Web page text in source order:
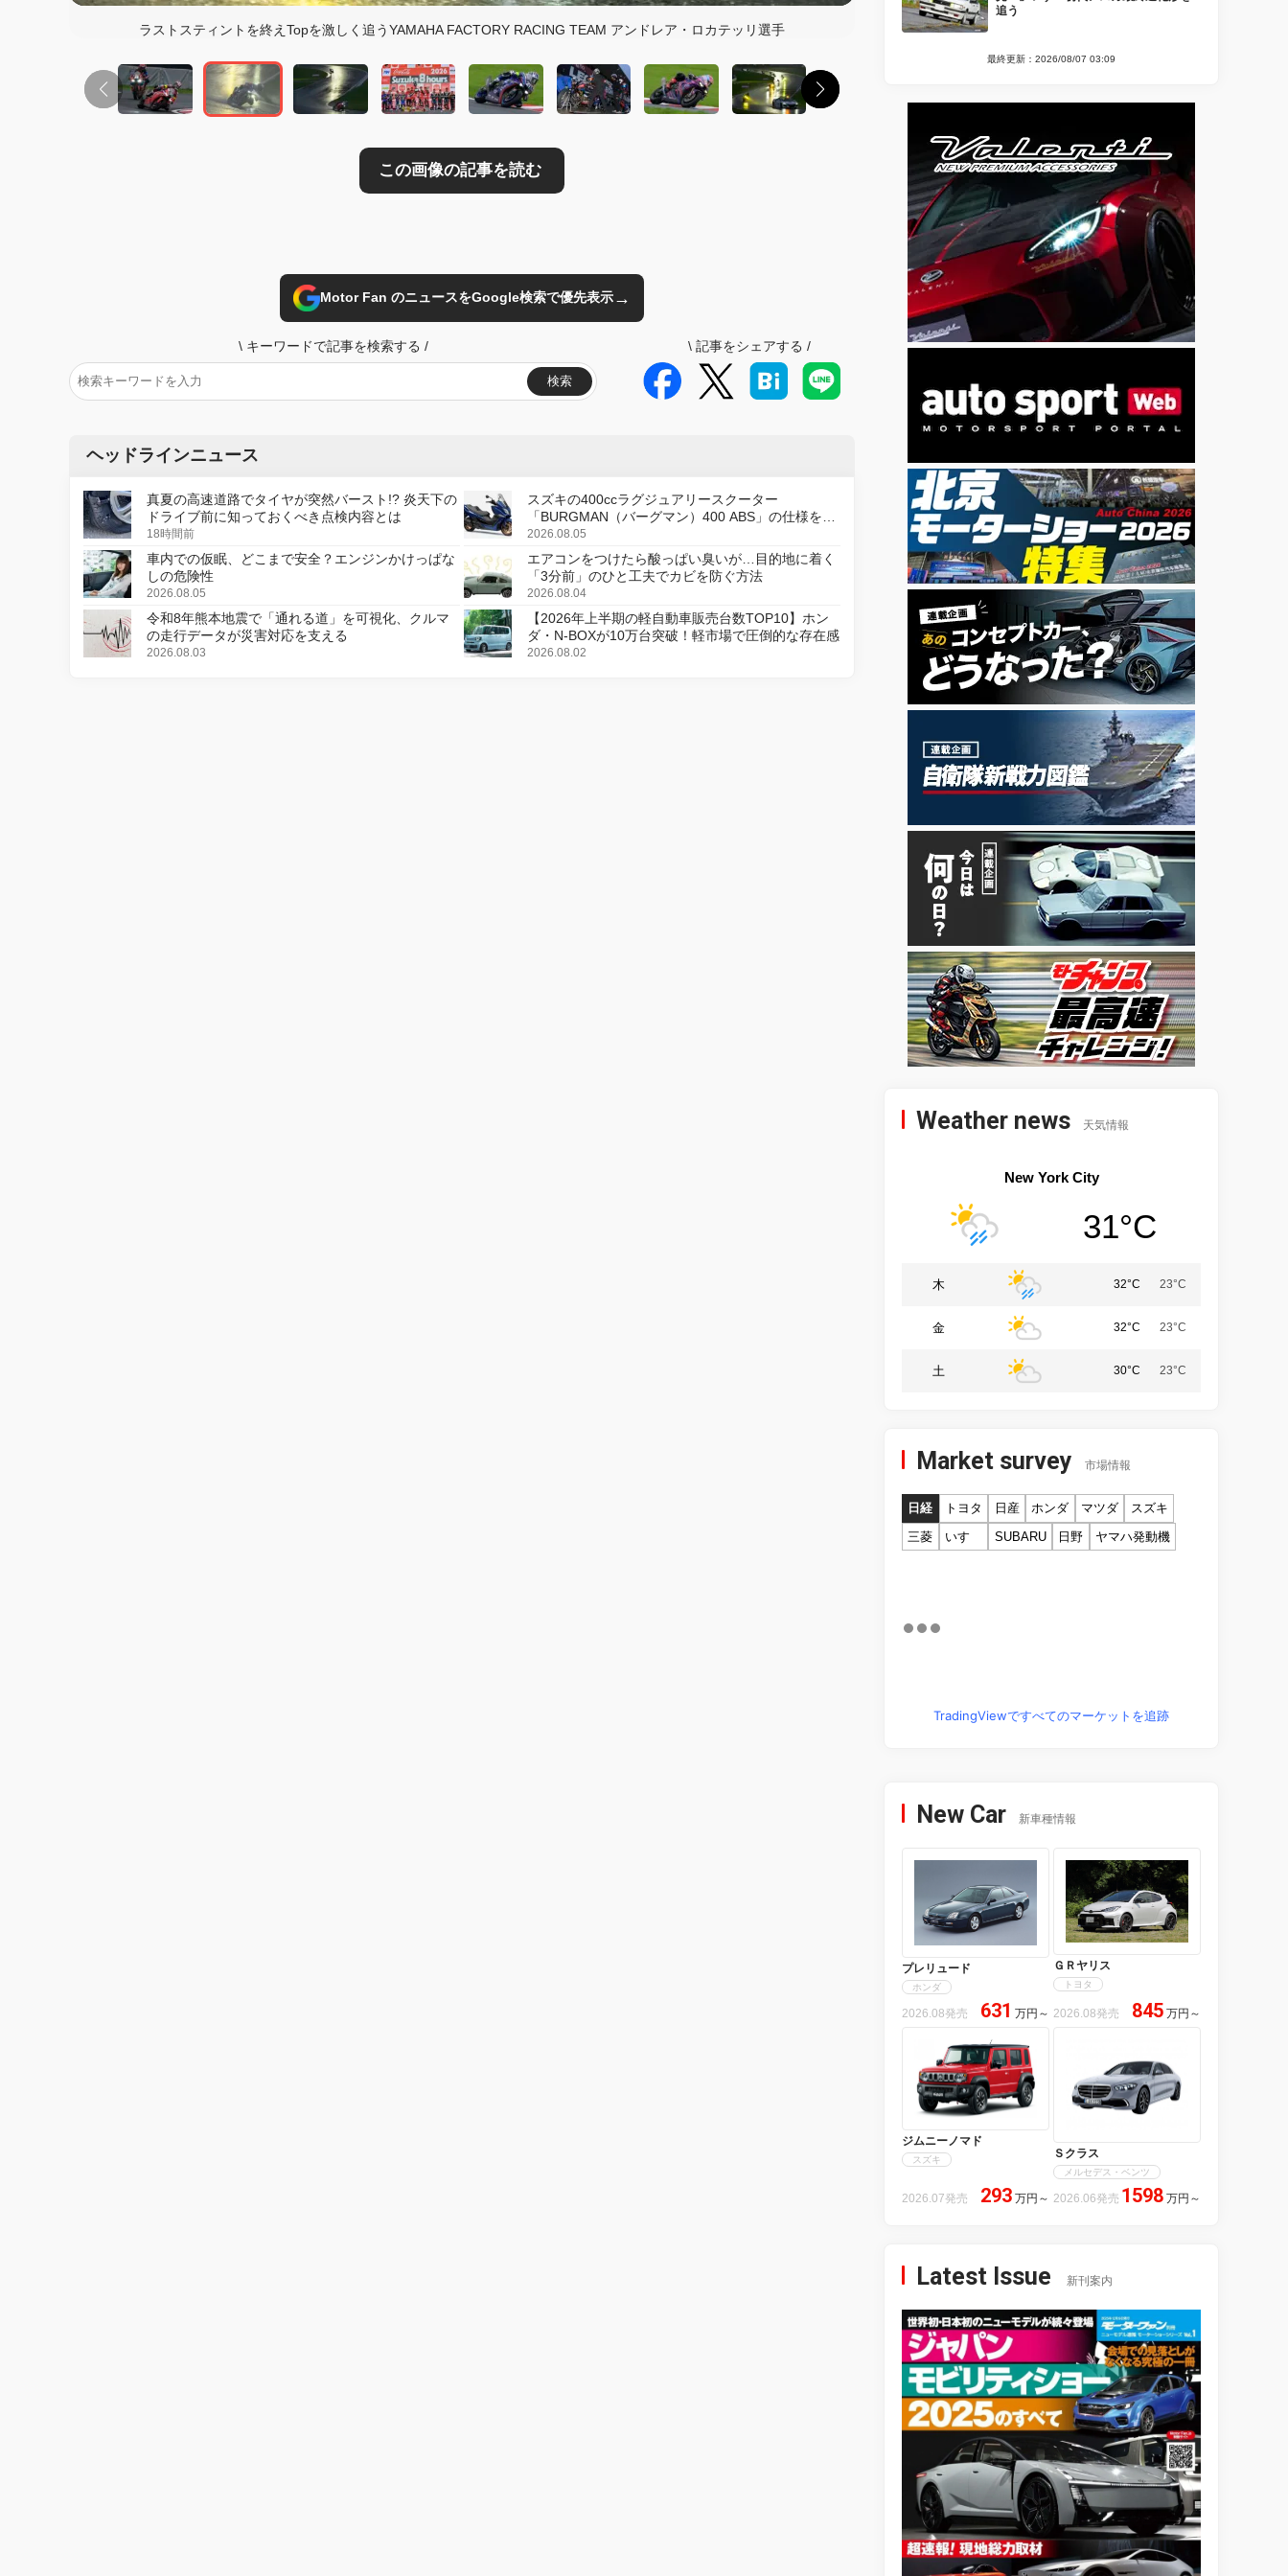
ラストスティントを終えTopを激しく追うYAMAHA FACTORY RACING TEAM アンドレア・ロカテッリ選手
Motor Fan のニュースをGoogle検索で優先表示→
\ キーワードで記事を検索する /
検索
\ 記事をシェアする /
ヘッドラインニュース
真夏の高速道路でタイヤが突然バースト!? 炎天下の
ドライブ前に知っておくべき点検内容とは
18時間前
スズキの400ccラグジュアリースクーター
「BURGMAN（バーグマン）400 ABS」の仕様を変
更し、8月18日に発売
2026.08.05
車内での仮眠、どこまで安全？エンジンかけっぱな
しの危険性
2026.08.05
エアコンをつけたら酸っぱい臭いが…目的地に着く
「3分前」のひと工夫でカビを防ぐ方法
2026.08.04
令和8年熊本地震で「通れる道」を可視化、クルマ
の走行データが災害対応を支える
2026.08.03
【2026年上半期の軽自動車販売台数TOP10】ホン
ダ・N-BOXが10万台突破！軽市場で圧倒的な存在感
2026.08.02
追う
最終更新：2026/08/07 03:09
Weather news 天気情報
New York City
31°C
木 32°C 23°C
金 32°C 23°C
土 30°C 23°C
Market survey 市場情報
日経 トヨタ 日産 ホンダ マツダ
スズキ
三菱
いすゞ SUBARU 日野 ヤマハ発動機
TradingViewですべてのマーケットを追跡
New Car 新車種情報
プレリュード
ホンダ
2026.08発売 631 万円 ～
ＧＲヤリス
トヨタ
2026.08発売 845 万円 ～
ジムニーノマド
スズキ
2026.07発売 293 万円 ～
Ｓクラス
メルセデス・ベンツ
2026.06発売 1598 万円 ～
Latest Issue 新刊案内